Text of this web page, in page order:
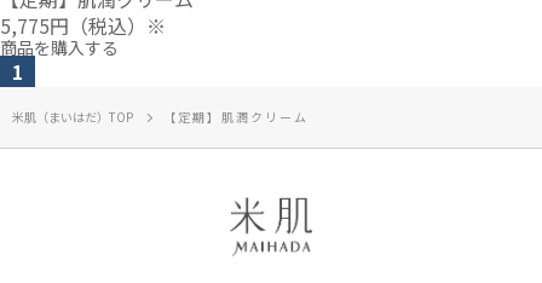
5,775円 （税込）※
商品を購入する
1
米肌（まいはだ）TOP 【定期】肌潤クリーム